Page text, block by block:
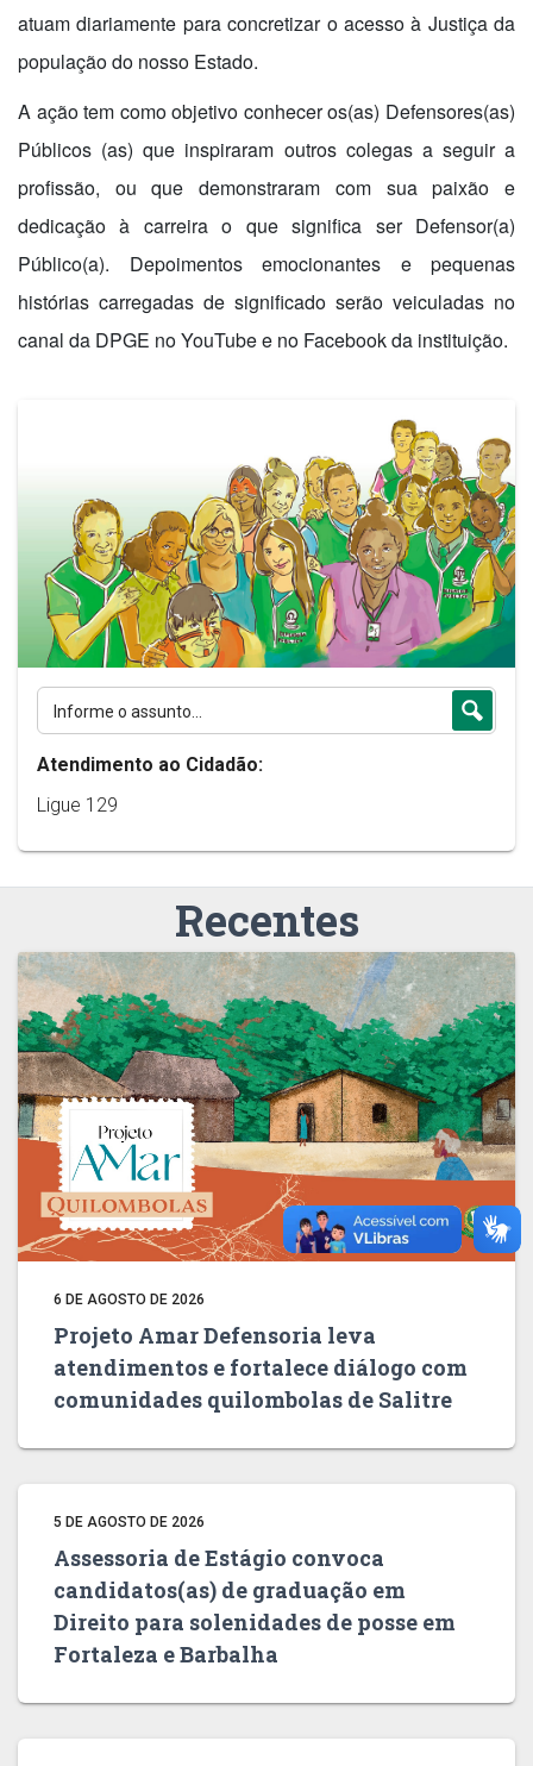
atuam diariamente para concretizar o acesso à Justiça da
população do nosso Estado.
A ação tem como objetivo conhecer os(as) Defensores(as)
Públicos (as) que inspiraram outros colegas a seguir a
profissão, ou que demonstraram com sua paixão e
dedicação à carreira o que significa ser Defensor(a)
Público(a). Depoimentos emocionantes e pequenas
histórias carregadas de significado serão veiculadas no
canal da DPGE no YouTube e no Facebook da instituição.
Atendimento ao Cidadão:
Ligue 129
Recentes
6 DE AGOSTO DE 2026
Projeto Amar Defensoria leva
atendimentos e fortalece diálogo com
comunidades quilombolas de Salitre
5 DE AGOSTO DE 2026
Assessoria de Estágio convoca
candidatos(as) de graduação em
Direito para solenidades de posse em
Fortaleza e Barbalha